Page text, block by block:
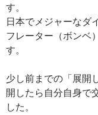
す。
日本でメジャーなダ
フレーター（ボンベ
す。
少し前までの「展開
開したら自分自身で
した。